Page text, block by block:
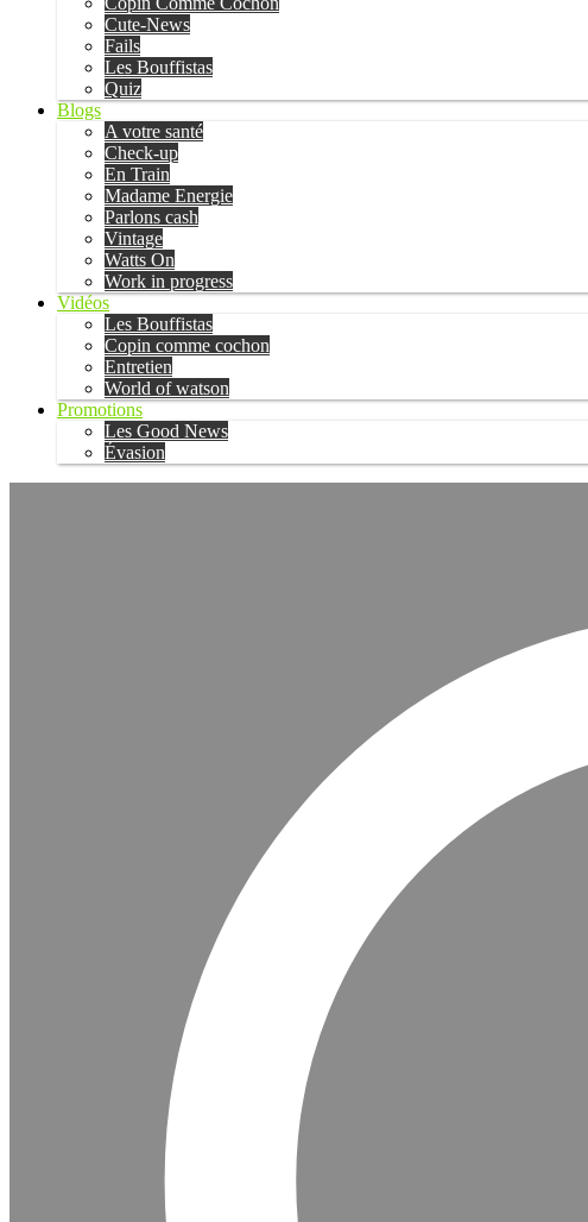
Cute-News
Fails
Les Bouffistas
Quiz
Blogs
A votre santé
Check-up
En Train
Madame Energie
Parlons cash
Vintage
Watts On
Work in progress
Vidéos
Les Bouffistas
Copin comme cochon
Entretien
World of watson
Promotions
Les Good News
Évasion